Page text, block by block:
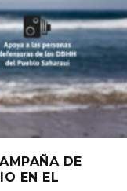
DE
EN EL